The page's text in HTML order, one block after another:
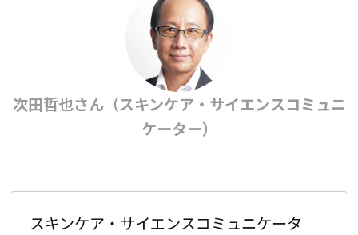
次田哲也さん（スキンケア・サイエンスコミュニ
ケーター）
スキンケア・サイエンスコミュニケータ